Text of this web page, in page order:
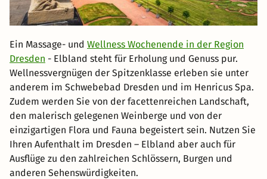
Ein Massage- und Wellness Wochenende in der Region
Dresden - Elbland steht für Erholung und Genuss pur.
Wellnessvergnügen der Spitzenklasse erleben sie unter
anderem im Schwebebad Dresden und im Henricus Spa.
Zudem werden Sie von der facettenreichen Landschaft,
den malerisch gelegenen Weinberge und von der
einzigartigen Flora und Fauna begeistert sein. Nutzen Sie
Ihren Aufenthalt im Dresden – Elbland aber auch für
Ausflüge zu den zahlreichen Schlössern, Burgen und
anderen Sehenswürdigkeiten.